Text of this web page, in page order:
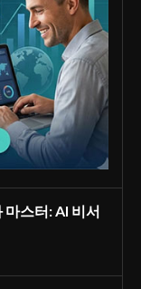
스터: AI 비서